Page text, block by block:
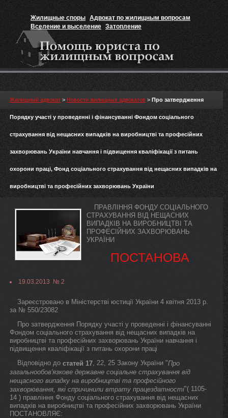
Жилищные споры Адвокат по жилищным вопросам
Вселение и выселение Затопление
Признание прав на жильё
Жилищный адвокат > Новости жилищных адвокатов > Про затвердження
Порядку участі у проведенні і фінансуванні Фондом соціального
страхування від нещасних випадків на виробництві та професійних
захворювань України навчання і підвищення кваліфікації з питань
охорони праці, Фонд соціального страхування від нещасних випадків на
виробництві та професійних захворювань України
ПРАВЛІННЯ ФОНДУ СОЦІАЛЬНОГО
СТРАХУВАННЯ ВІД НЕЩАСНИХ
ВИПАДКІВ НА ВИРОБНИЦТВІ ТА
ПРОФЕСІЙНИХ ЗАХВОРЮВАНЬ
УКРАЇНИ
ПОСТАНОВА
19.03.2013 № 2
Зареєстровано в Міністерстві юстиції України 4 квітня 2013 р.
за № 550/23082
Про затвердження Порядку участі у проведенні і фінансуванні
Фондом соціального страхування від нещасних випадків на
виробництві та професійних захворювань України навчання і
підвищення кваліфікації з питань охорони праці
Відповідно до статей 17, 22, 25 Закону України "Про
загальнообов'язкове державне соціальне страхування від
нещасного випадку на виробництві та професійного
захворювання, які спричинили втрату працездатності"( 1105-
14 ) правління Фонду соціального страхування від нещасних
випадків на виробництві та професійних захворювань України
ПОСТАНОВЛЯЄ: